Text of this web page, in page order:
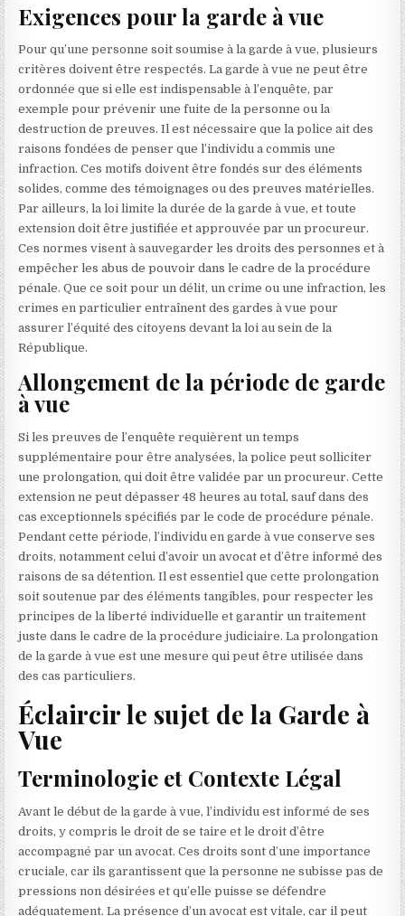
Exigences pour la garde à vue
Pour qu’une personne soit soumise à la garde à vue, plusieurs
critères doivent être respectés. La garde à vue ne peut être
ordonnée que si elle est indispensable à l’enquête, par
exemple pour prévenir une fuite de la personne ou la
destruction de preuves. Il est nécessaire que la police ait des
raisons fondées de penser que l’individu a commis une
infraction. Ces motifs doivent être fondés sur des éléments
solides, comme des témoignages ou des preuves matérielles.
Par ailleurs, la loi limite la durée de la garde à vue, et toute
extension doit être justifiée et approuvée par un procureur.
Ces normes visent à sauvegarder les droits des personnes et à
empêcher les abus de pouvoir dans le cadre de la procédure
pénale. Que ce soit pour un délit, un crime ou une infraction, les
crimes en particulier entraînent des gardes à vue pour
assurer l’équité des citoyens devant la loi au sein de la
République.
Allongement de la période de garde
à vue
Si les preuves de l’enquête requièrent un temps
supplémentaire pour être analysées, la police peut solliciter
une prolongation, qui doit être validée par un procureur. Cette
extension ne peut dépasser 48 heures au total, sauf dans des
cas exceptionnels spécifiés par le code de procédure pénale.
Pendant cette période, l’individu en garde à vue conserve ses
droits, notamment celui d’avoir un avocat et d’être informé des
raisons de sa détention. Il est essentiel que cette prolongation
soit soutenue par des éléments tangibles, pour respecter les
principes de la liberté individuelle et garantir un traitement
juste dans le cadre de la procédure judiciaire. La prolongation
de la garde à vue est une mesure qui peut être utilisée dans
des cas particuliers.
Éclaircir le sujet de la Garde à
Vue
Terminologie et Contexte Légal
Avant le début de la garde à vue, l’individu est informé de ses
droits, y compris le droit de se taire et le droit d’être
accompagné par un avocat. Ces droits sont d’une importance
cruciale, car ils garantissent que la personne ne subisse pas de
pressions non désirées et qu’elle puisse se défendre
adéquatement. La présence d’un avocat est vitale, car il peut